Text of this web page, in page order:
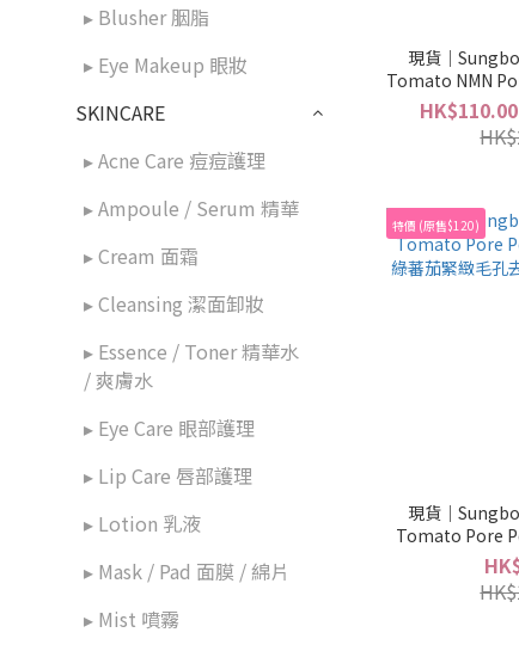
▸ Blusher 胭脂
▸ Eye Makeup 眼妝
SKINCARE
▸ Acne Care 痘痘護理
▸ Ampoule / Serum 精華
▸ Cream 面霜
▸ Cleansing 潔面卸妝
▸ Essence / Toner 精華水
/ 爽膚水
▸ Eye Care 眼部護理
▸ Lip Care 唇部護理
▸ Lotion 乳液
▸ Mask / Pad 面膜 / 綿片
▸ Mist 噴霧
現貨｜
Tomato NMN
💚成分升級版
特價 (原售$120)
現貨｜
Tomato Pore
綠蕃茄緊緻毛孔